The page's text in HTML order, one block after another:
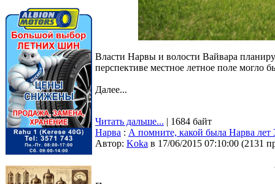
Власти Нарвы и волости Вайвара
перспективе местное летное поле могло
Далее...
Читать дальше... | 1684 байт
Нарва : А помните, какой была Нарва лет
Автор: Koka в 17/06/2015 07:10:00 (2131